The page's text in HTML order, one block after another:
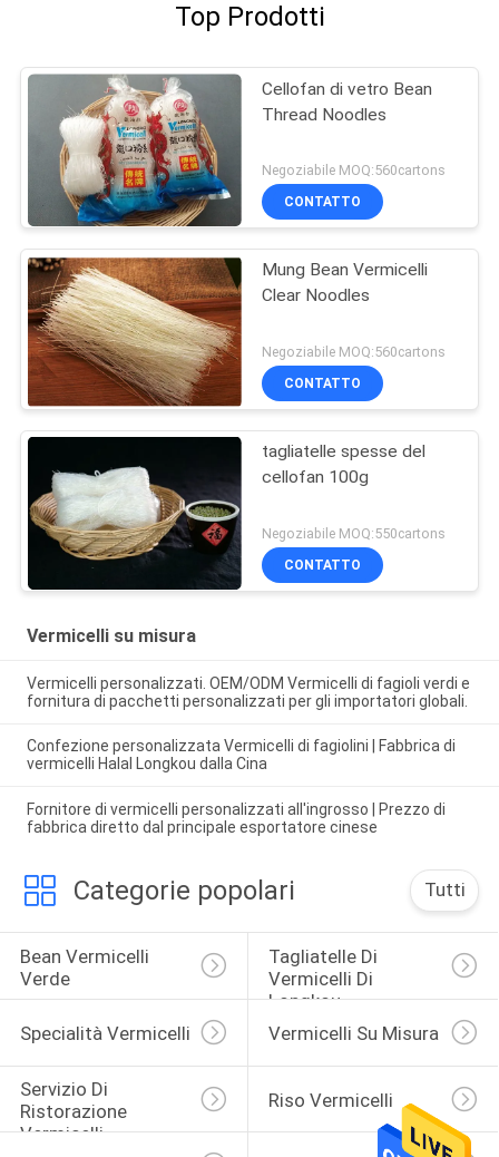
Top Prodotti
Cellofan di vetro Bean
Thread Noodles
Negoziabile MOQ:560cartons
CONTATTO
Mung Bean Vermicelli
Clear Noodles
Negoziabile MOQ:560cartons
CONTATTO
tagliatelle spesse del
cellofan 100g
Negoziabile MOQ:550cartons
CONTATTO
Vermicelli su misura
Vermicelli personalizzati. OEM/ODM Vermicelli di fagioli verdi e
fornitura di pacchetti personalizzati per gli importatori globali.
Confezione personalizzata Vermicelli di fagiolini | Fabbrica di
vermicelli Halal Longkou dalla Cina
Fornitore di vermicelli personalizzati all'ingrosso | Prezzo di
fabbrica diretto dal principale esportatore cinese
Categorie popolari Tutti
Bean Vermicelli
Verde
Tagliatelle Di
Vermicelli Di
Longkou
Specialità Vermicelli
Vermicelli Su Misura
Servizio Di
Ristorazione
Vermicelli
Riso Vermicelli